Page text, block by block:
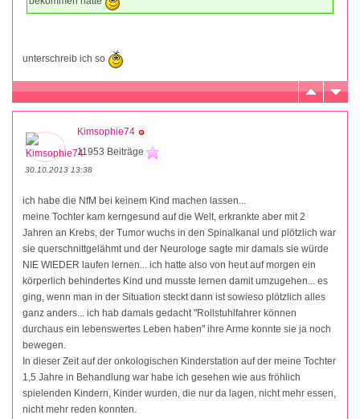
unterschreib ich so
Kimsophie74
11953 Beiträge
30.10.2013 13:38
ich habe die NfM bei keinem Kind machen lassen...
meine Tochter kam kerngesund auf die Welt, erkrankte aber mit 2
Jahren an Krebs, der Tumor wuchs in den Spinalkanal und plötzlich war
sie querschnittgelähmt und der Neurologe sagte mir damals sie würde
NIE WIEDER laufen lernen... ich hatte also von heut auf morgen ein
körperlich behindertes Kind und musste lernen damit umzugehen... es
ging, wenn man in der Situation steckt dann ist sowieso plötzlich alles
ganz anders... ich hab damals gedacht "Rollstuhlfahrer können
durchaus ein lebenswertes Leben haben" ihre Arme konnte sie ja noch
bewegen.
In dieser Zeit auf der onkologischen Kinderstation auf der meine Tochter
1,5 Jahre in Behandlung war habe ich gesehen wie aus fröhlich
spielenden Kindern, Kinder wurden, die nur da lagen, nicht mehr essen,
nicht mehr reden konnten.